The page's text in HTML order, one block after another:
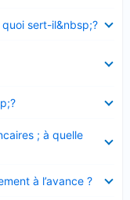
sert-il&nbsp;?
; à quelle
à l’avance ?